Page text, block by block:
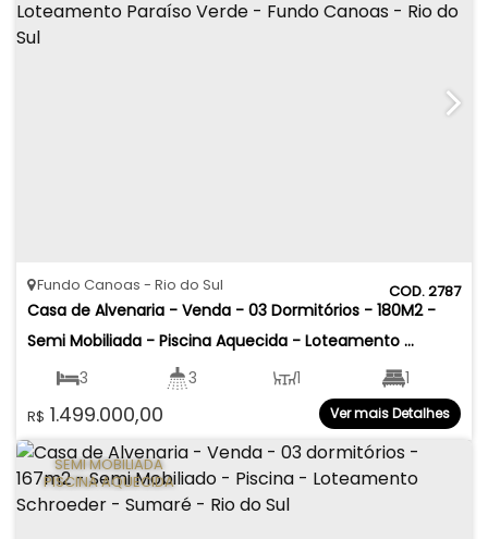
2787
Casa de Alvenaria - Venda - 03 Dormitórios - 180M2 -
Semi Mobiliada - Piscina Aquecida - Loteamento
Paraíso Verde - Fundo Canoas - Rio do Sul
R$ 1.499.000,00
Fundo Canoas Rio do Sul
3 3 1 1
2 316.17 m²
Ver mais Detalhes
SEMI MOBILIADA
PISCINA AQUECIDA